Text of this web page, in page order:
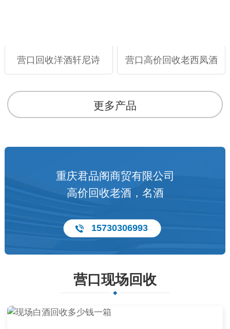
营口回收洋酒轩尼诗 营口高价回收老西凤酒
更多产品
重庆君品阁商贸有限公司
高价回收老酒，名酒
15730306993
营口现场回收